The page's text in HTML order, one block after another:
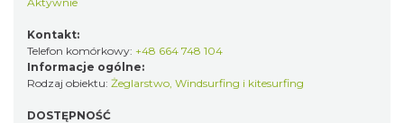
Kontakt:
Telefon komórkowy: +48 664 748 104
Informacje ogólne:
Rodzaj obiektu: Żeglarstwo, Windsurfing i kitesurfing
DOSTĘPNOŚĆ